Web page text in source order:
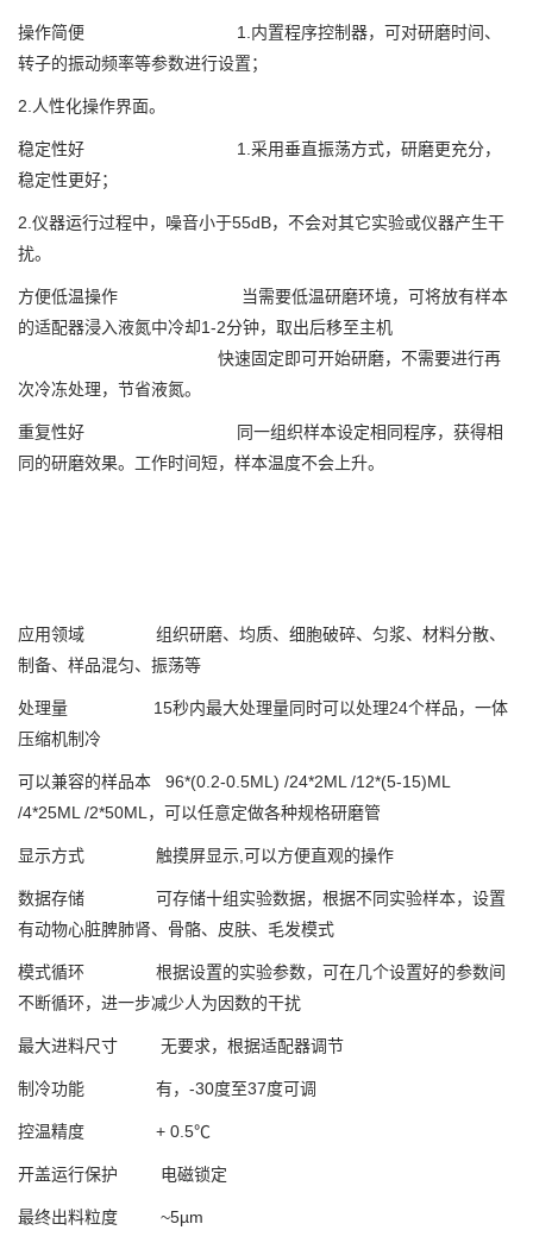
操作简便 1.内置程序控制器，可对研磨时间、
转子的振动频率等参数进行设置；
2.人性化操作界面。
稳定性好 1.采用垂直振荡方式，研磨更充分，
稳定性更好；
2.仪器运行过程中，噪音小于55dB，不会对其它实验或仪器产生干
扰。
方便低温操作 当需要低温研磨环境，可将放有样本
的适配器浸入液氮中冷却1-2分钟，取出后移至主机
快速固定即可开始研磨，不需要进行再
次冷冻处理，节省液氮。
重复性好 同一组织样本设定相同程序，获得相
同的研磨效果。工作时间短，样本温度不会上升。
应用领域 组织研磨、均质、细胞破碎、匀浆、材料分散、
制备、样品混匀、振荡等
处理量 15秒内最大处理量同时可以处理24个样品，一体
压缩机制冷
可以兼容的样品本 96*(0.2-0.5ML) /24*2ML /12*(5-15)ML
/4*25ML /2*50ML，可以任意定做各种规格研磨管
显示方式 触摸屏显示,可以方便直观的操作
数据存储 可存储十组实验数据，根据不同实验样本，设置
有动物心脏脾肺肾、骨骼、皮肤、毛发模式
模式循环 根据设置的实验参数，可在几个设置好的参数间
不断循环，进一步减少人为因数的干扰
最大进料尺寸 无要求，根据适配器调节
制冷功能 有，-30度至37度可调
控温精度 + 0.5℃
开盖运行保护 电磁锁定
最终出料粒度 ~5µm